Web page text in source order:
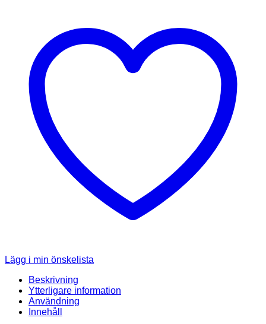
Lägg i min önskelista
Beskrivning
Ytterligare information
Användning
Innehåll